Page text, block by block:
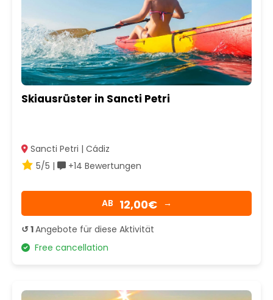
Skiausrüster in Sancti Petri
Sancti Petri | Cádiz
5/5 |
+14 Bewertungen
AB 12,00€ →
↺ 1Angebote für diese Aktivität
Free cancellation